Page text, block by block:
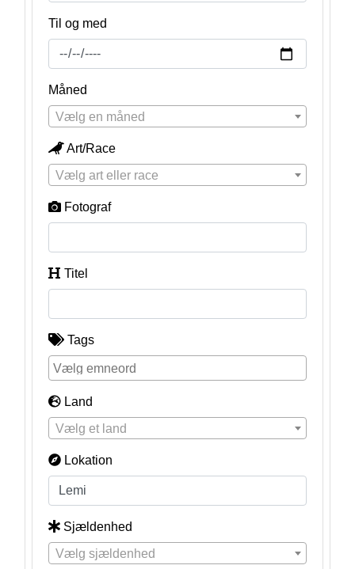
Til og med
Måned
Vælg en måned
Art/Race
Vælg art eller race
Fotograf
Titel
Tags
Land
Vælg et land
Lokation
Sjældenhed
Vælg sjældenhed